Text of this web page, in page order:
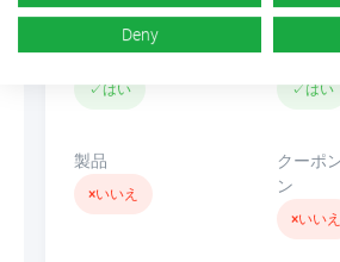
バナー
✓はい
リンク
✓はい
製品
×いいえ
クーポ
ン
×いいえ
Deny